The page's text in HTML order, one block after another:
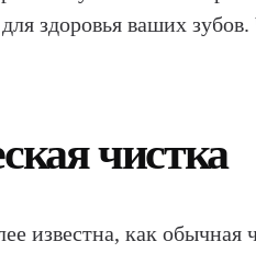
здоровья ваших
чистка
известна, как